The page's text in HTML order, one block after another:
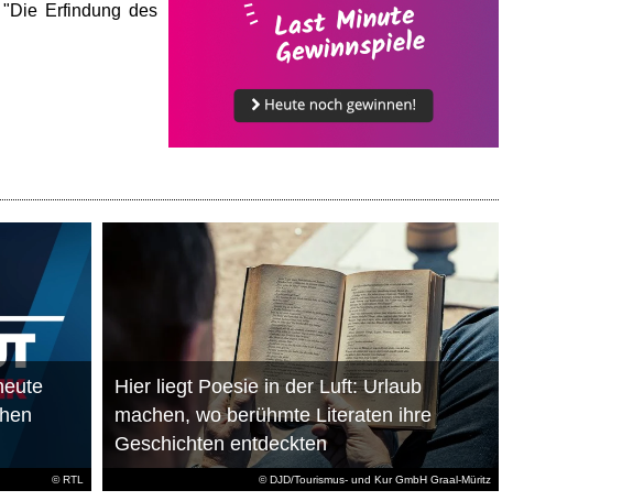
Erfindung des
© RTL © DJD/Tourismus- und Kur GmbH Graal-Müritz
Hier liegt Poesie in der Luft: Urlaub
machen, wo berühmte Literaten ihre
Geschichten entdeckten